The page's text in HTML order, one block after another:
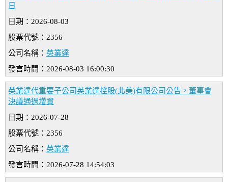
日
日期：2026-08-03
股票代號：2356
公司名稱： 英業達
發言時間：2026-08-03 16:00:30
英業達代重要子公司英業達控股(北美)有限公司公告，董事會
決議通過增資
日期：2026-07-28
股票代號：2356
公司名稱： 英業達
發言時間：2026-07-28 14:54:03